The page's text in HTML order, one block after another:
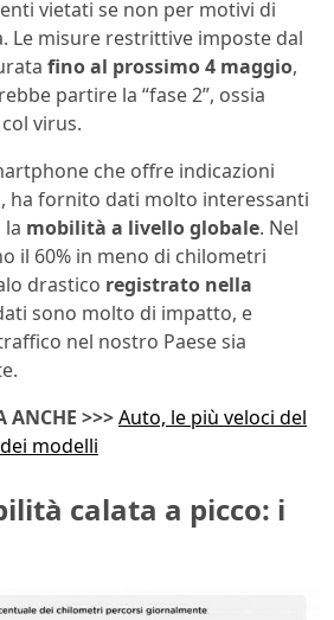
vietati se non per motivi di
Le misure restrittive imposte dal
fino al prossimo 4 maggio,
partire la “fase 2”, ossia
virus.
che offre indicazioni
ha fornito dati molto interessanti
mobilità a livello globale. Nel
il 60% in meno di chilometri
drastico registrato nella
sono molto di impatto, e
nel nostro Paese sia
ANCHE >>>Auto, le più veloci del
modelli
calata a picco: i